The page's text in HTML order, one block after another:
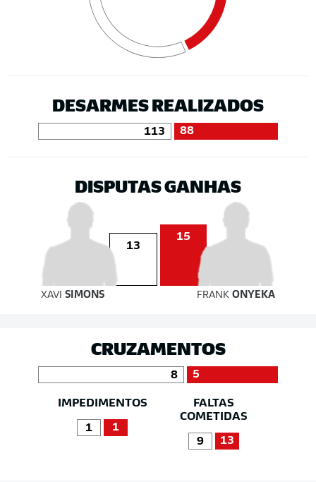
DESARMES REALIZADOS
113 88
DISPUTAS GANHAS
13
15
XAVI SIMONS FRANKONYEKA
CRUZAMENTOS
8 5
IMPEDIMENTOS
1 1
FALTAS
COMETIDAS
9 13